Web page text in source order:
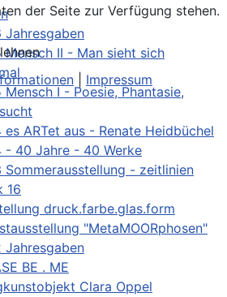
Jahresgaben
Mensch II - Man sieht sich
Mensch I - Poesie, Phantasie,
es ARTet aus - Renate Heidbüchel
- 40 Jahre - 40 Werke
Sommerausstellung - zeitlinien
16
druck.farbe.glas.form
"MetaMOORphosen"
Jahresgaben
BE . ME
Clara Oppel
der Seite zur Verfügung stehen.
Impressum